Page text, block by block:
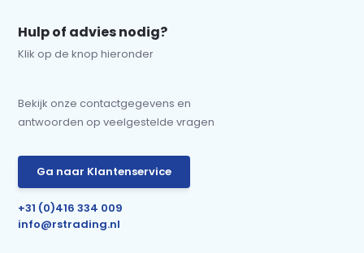
Hulp of advies nodig?
Klik op de knop hieronder
Bekijk onze contactgegevens en
antwoorden op veelgestelde vragen
Ga naar Klantenservice
+31 (0)416 334 009
info@rstrading.nl